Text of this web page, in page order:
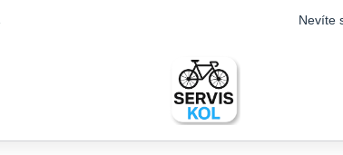
Nevíte